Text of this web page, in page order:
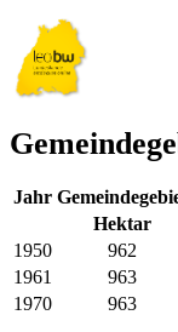
Jahr
Hektar
1950
962
1961
963
1970
963